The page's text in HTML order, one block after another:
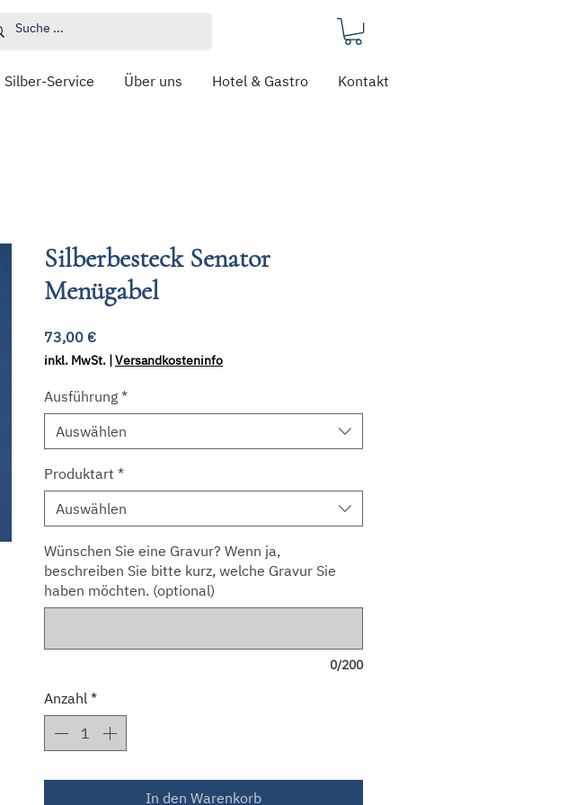
Silber-Service Über uns Hotel & Gastro Kontakt
Silberbesteck Senator
Menügabel
73,00 €Preis
inkl. MwSt. |Versandkosteninfo
Ausführung *
Auswählen
Produktart *
Auswählen
Wünschen Sie eine Gravur? Wenn ja,
beschreiben Sie bitte kurz, welche Gravur Sie
haben möchten. (optional)
0/200
Anzahl *
In den Warenkorb